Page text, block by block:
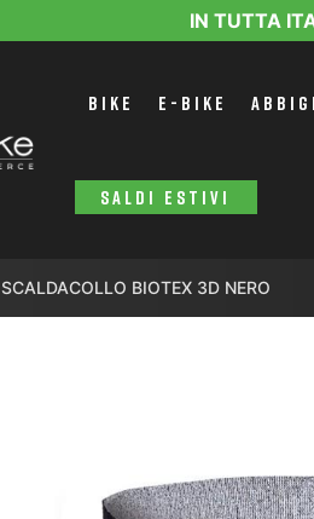
IN TUTTA
BIKE E-BIKE
SALDI ESTIVI
SCALDACOLLO BIOTEX 3D NERO